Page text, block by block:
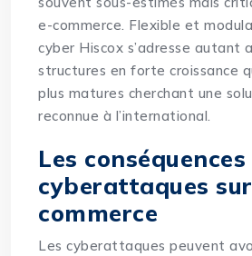
e-commerce. Flexible et
cyber Hiscox s’adresse autant
structures en forte croissance
plus matures cherchant une
reconnue à l’international.
Les conséquences
cyberattaques
commerce
Les cyberattaques peuvent